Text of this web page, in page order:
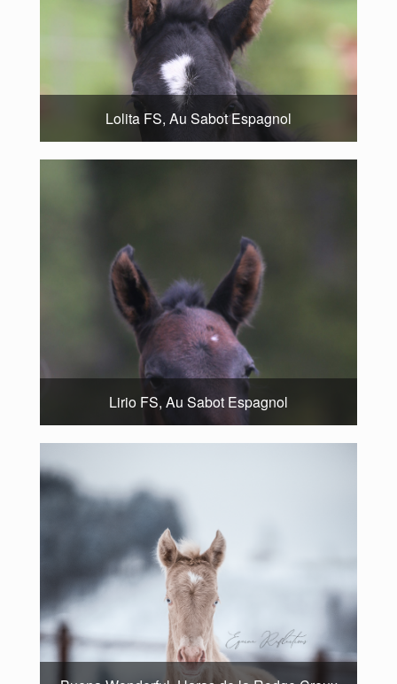
Lolita FS, Au Sabot Espagnol
Lirio FS, Au Sabot Espagnol